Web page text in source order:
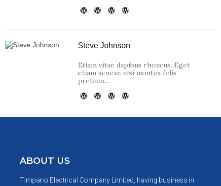
Steve Johnson
Etiam vitae dapibus rhoncus. Eget
etiam aenean nisi montes felis
pretium…
ABOUT US
Timpano Electrical Company Limited, having business in